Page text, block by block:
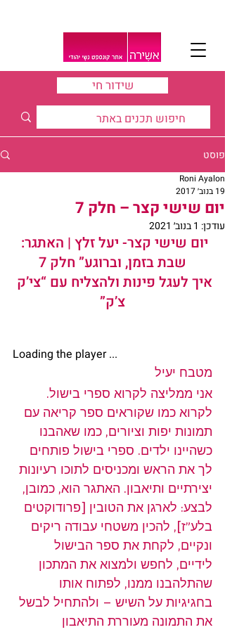
שידור חי
פוסט
יום שישי קצר – חלק 7
Roni Ayalon
19 בנוב׳ 2017
עודכן: 1 בנוב׳ 2021
יום שישי קצר- יעל זלץ | האתגר:
שבת בזמן, וברוגע” חלק 7
איך לעגל פינות ולהצליח עם “צי’ק
צ’ק”
Loading the player ...
מטבח יעיל
אני ממליצה לקרוא ספרי בישול.
לקרוא כמו שקוראים ספר קריאה עם
תמונות יפות וציורים, כמו שאהבנו
כשהיינו ילדים. ספרי בישול פותחים
לך את הראש ומכניסים לתוכו רעיונות
יצירתיים ותיאבון. האתגר הוא, כמובן,
לבצע: לארגן את הטובין [פרודוקטים
בלע”ז], להכין משטחי עבודה ריקים
ונקיים, לקחת את ספר הבישול
לידיים, לחפש ולמצוא את המתכון
שהתלהבנו ממנו, לפתוח אותו
בחגיגיות על השיש – ולהתחיל לבשל
את התמונה מעוררת התיאבון